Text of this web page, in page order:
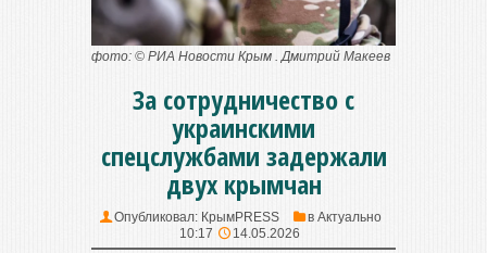
фото: © РИА Новости Крым . Дмитрий Макеев
За сотрудничество с
украинскими
спецслужбами задержали
двух крымчан
Опубликовал: КрымPRESS в Актуально
10:17
14.05.2026